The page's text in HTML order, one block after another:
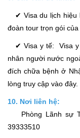
✔ Visa du lịch hiệu
đoàn tour trọn gói
✔ Visa y tế: Visa y
nhân người nước
đích chữa bệnh ở
lòng truy cập vào đây.
10. Nơi liên hệ:
Phòng Lãnh sự
39333510